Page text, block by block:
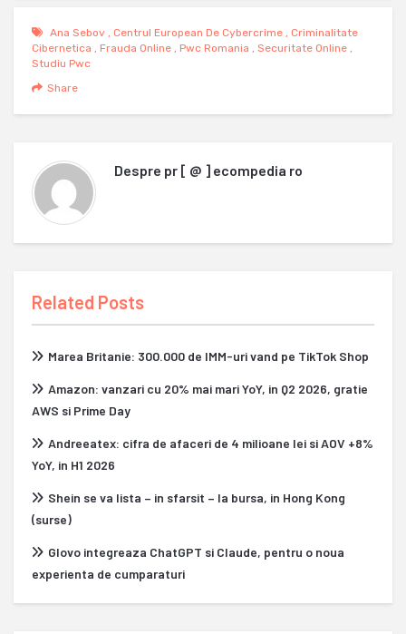
Ana Sebov Centrul European De Cybercrime
Criminalitate
Cibernetica
Frauda Online Pwc Romania Securitate Online
Studiu Pwc
Share
Despre pr [ @ ] ecompedia ro
Related Posts
Marea Britanie: 300.000 de IMM-uri vand pe TikTok Shop
Amazon: vanzari cu 20% mai mari YoY, in Q2 2026, gratie
AWS si Prime Day
Andreeatex: cifra de afaceri de 4 milioane lei si AOV +8%
YoY, in H1 2026
Shein se va lista – in sfarsit – la bursa, in Hong Kong
(surse)
Glovo integreaza ChatGPT si Claude, pentru o noua
experienta de cumparaturi